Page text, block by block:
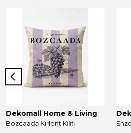
Dekomall Home & Living
Bozcaada Kırlent Kılıfı